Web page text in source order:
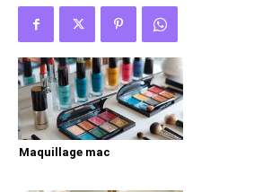
Maquillage mac